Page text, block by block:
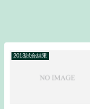
2013試合結果